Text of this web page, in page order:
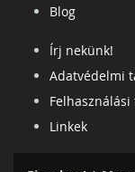
Blog
Írj nekünk!
Adatvédelmi
Linkek